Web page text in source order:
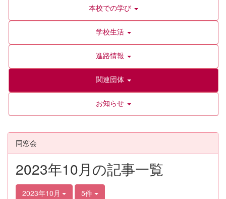
本校での学び
学校生活
進路情報
関連団体
お知らせ
同窓会
2023年10月の記事一覧
2023年10月 5件